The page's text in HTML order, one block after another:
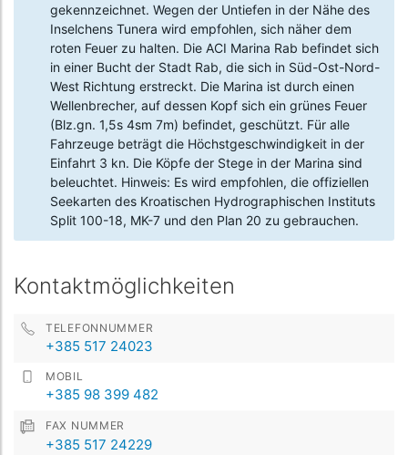
gekennzeichnet. Wegen der Untiefen in der Nähe des
Inselchens Tunera wird empfohlen, sich näher dem
roten Feuer zu halten. Die ACI Marina Rab befindet sich
in einer Bucht der Stadt Rab, die sich in Süd-Ost-Nord-
West Richtung erstreckt. Die Marina ist durch einen
Wellenbrecher, auf dessen Kopf sich ein grünes Feuer
(Blz.gn. 1,5s 4sm 7m) befindet, geschützt. Für alle
Fahrzeuge beträgt die Höchstgeschwindigkeit in der
Einfahrt 3 kn. Die Köpfe der Stege in der Marina sind
beleuchtet. Hinweis: Es wird empfohlen, die offiziellen
Seekarten des Kroatischen Hydrographischen Instituts
Split 100-18, MK-7 und den Plan 20 zu gebrauchen.
Kontaktmöglichkeiten
TELEFONNUMMER
+385 517 24023
MOBIL
+385 98 399 482
FAX NUMMER
+385 517 24229